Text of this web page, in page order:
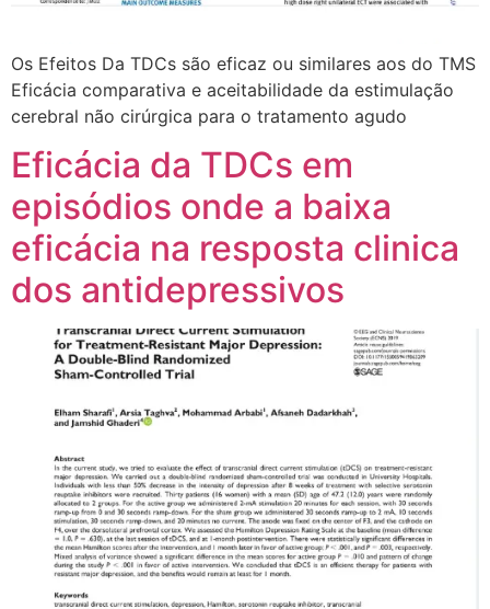
Os Efeitos Da TDCs são eficaz ou similares aos do TMS
Eficácia comparativa e aceitabilidade da estimulação
cerebral não cirúrgica para o tratamento agudo
Eficácia da TDCs em
episódios onde a baixa
eficácia na resposta clinica
dos antidepressivos